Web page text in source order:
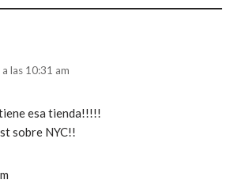
las 10:31 am
esa tienda!!!!!
sobre NYC!!